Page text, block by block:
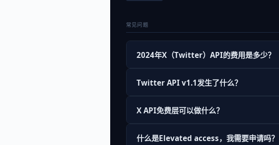
常见问题
2024年X（Twitter）API的费用是多少？
Twitter API v1.1发生了什么？
X API免费层可以做什么？
什么是Elevated access，我需要申请吗？